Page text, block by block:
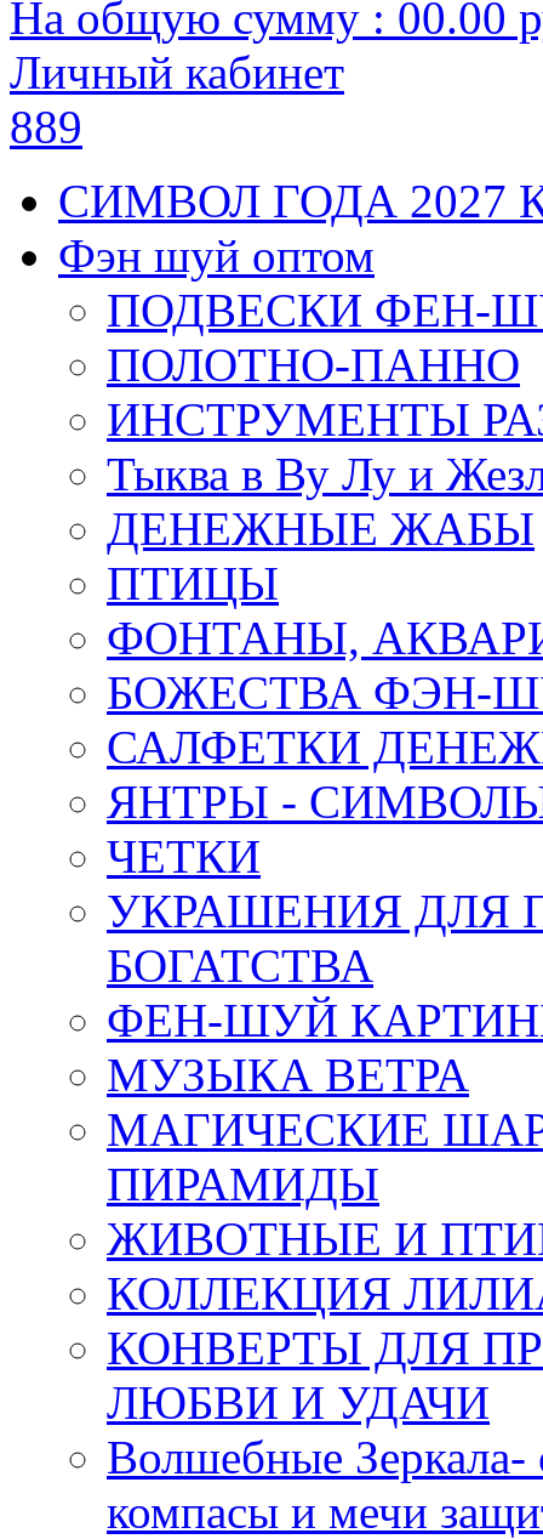
На общую сумму : 00.00
Личный кабинет
889
СИМВОЛ ГОДА 2027
Фэн шуй оптом
ПОДВЕСКИ ФЕН-
ПОЛОТНО-ПАННО
ИНСТРУМЕНТЫ
Тыква в Ву Лу и
ДЕНЕЖНЫЕ ЖАБЫ
ПТИЦЫ
ФОНТАНЫ,
БОЖЕСТВА ФЭН-
САЛФЕТКИ
ЯНТРЫ -
ЧЕТКИ
УКРАШЕНИЯ ДЛЯ
БОГАТСТВА
ФЕН-ШУЙ
МУЗЫКА ВЕТРА
МАГИЧЕСКИЕ
ПИРАМИДЫ
ЖИВОТНЫЕ И
КОЛЛЕКЦИЯ
КОНВЕРТЫ ДЛЯ
ЛЮБВИ И УДАЧИ
Волшебные Зеркала-
компасы и мечи